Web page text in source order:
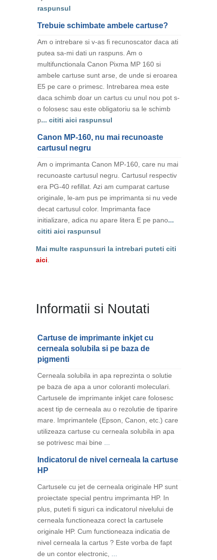
raspunsul
Trebuie schimbate ambele cartuse?
Am o intrebare si v-as fi recunoscator daca ati
putea sa-mi dati un raspuns. Am o
multifunctionala Canon Pixma MP 160 si
ambele cartuse sunt arse, de unde si eroarea
E5 pe care o primesc. Intrebarea mea este
daca schimb doar un cartus cu unul nou pot s-
o folosesc sau este obligatoriu sa le schimb
p... cititi aici raspunsul
Canon MP-160, nu mai recunoaste
cartusul negru
Am o imprimanta Canon MP-160, care nu mai
recunoaste cartusul negru. Cartusul respectiv
era PG-40 refillat. Azi am cumparat cartuse
originale, le-am pus pe imprimanta si nu vede
decat cartusul color. Imprimanta face
initializare, adica nu apare litera E pe pano...
cititi aici raspunsul
Mai multe raspunsuri la intrebari puteti citi
aici
Informatii si Noutati
Cartuse de imprimante inkjet cu
cerneala solubila si pe baza de
pigmenti
Cerneala solubila in apa reprezinta o solutie
pe baza de apa a unor coloranti moleculari.
Cartusele de imprimante inkjet care folosesc
acest tip de cerneala au o rezolutie de tiparire
mare. Imprimantele (Epson, Canon, etc.) care
utilizeaza cartuse cu cerneala solubila in apa
se potrivesc mai bine
Indicatorul de nivel cerneala la cartuse
HP
Cartusele cu jet de cerneala originale HP sunt
proiectate special pentru imprimanta HP. In
plus, puteti fi siguri ca indicatorul nivelului de
cerneala functioneaza corect la cartusele
originale HP. Cum functioneaza indicatia de
nivel cerneala la cartus ? Este vorba de fapt
de un contor electronic,